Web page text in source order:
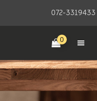
072-3319433
0